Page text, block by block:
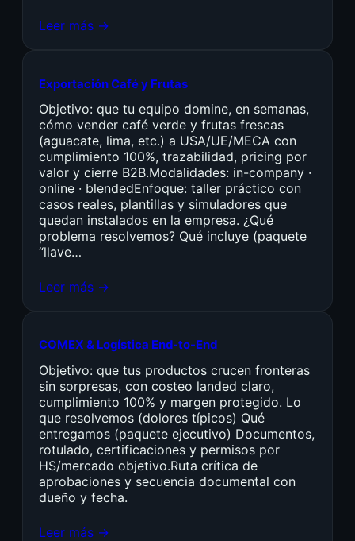
Leer más →
Exportación Café y Frutas
Objetivo: que tu equipo domine, en semanas,
cómo vender café verde y frutas frescas
(aguacate, lima, etc.) a USA/UE/MECA con
cumplimiento 100%, trazabilidad, pricing por
valor y cierre B2B.Modalidades: in-company ·
online · blendedEnfoque: taller práctico con
casos reales, plantillas y simuladores que
quedan instalados en la empresa. ¿Qué
problema resolvemos? Qué incluye (paquete
“llave…
Leer más →
COMEX & Logística End-to-End
Objetivo: que tus productos crucen fronteras
sin sorpresas, con costeo landed claro,
cumplimiento 100% y margen protegido. Lo
que resolvemos (dolores típicos) Qué
entregamos (paquete ejecutivo) Documentos,
rotulado, certificaciones y permisos por
HS/mercado objetivo.Ruta crítica de
aprobaciones y secuencia documental con
dueño y fecha.
Leer más →